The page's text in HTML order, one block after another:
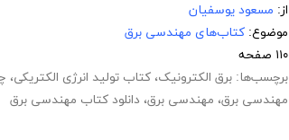
از: مسعود یوسفیان
موضوع: کتاب‌های مهندسی برق
۱۱۰ صفحه
برچسب‌ها: برق الکترونیک، کتاب تولید انرژی الکتریکی،
مهندسی برق، مهندسی برق، دانلود کتاب مهندسی برق